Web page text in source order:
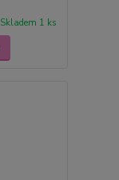
Skladem 1 ks